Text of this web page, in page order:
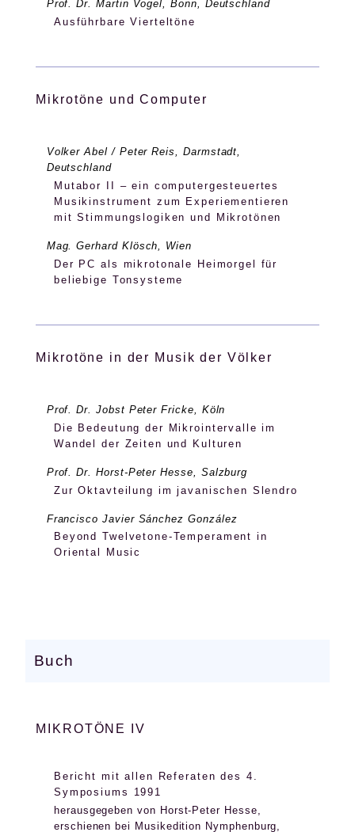
Prof. Dr. Martin Vogel, Bonn, Deutschland
Ausführbare Vierteltöne
Mikrotöne und Computer
Volker Abel / Peter Reis, Darmstadt,
Deutschland
Mutabor II – ein computergesteuertes
Musikinstrument zum Experiementieren
mit Stimmungslogiken und Mikrotönen
Mag. Gerhard Klösch, Wien
Der PC als mikrotonale Heimorgel für
beliebige Tonsysteme
Mikrotöne in der Musik der Völker
Prof. Dr. Jobst Peter Fricke, Köln
Die Bedeutung der Mikrointervalle im
Wandel der Zeiten und Kulturen
Prof. Dr. Horst-Peter Hesse, Salzburg
Zur Oktavteilung im javanischen Slendro
Francisco Javier Sánchez González
Beyond Twelvetone-Temperament in
Oriental Music
Buch
MIKROTÖNE IV
Bericht mit allen Referaten des 4.
Symposiums 1991
herausgegeben von Horst-Peter Hesse,
erschienen bei Musikedition Nymphenburg,